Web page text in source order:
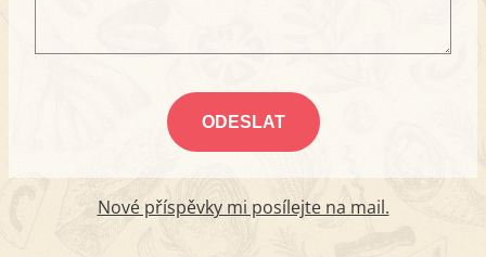
Nové příspěvky mi posílejte na mail.